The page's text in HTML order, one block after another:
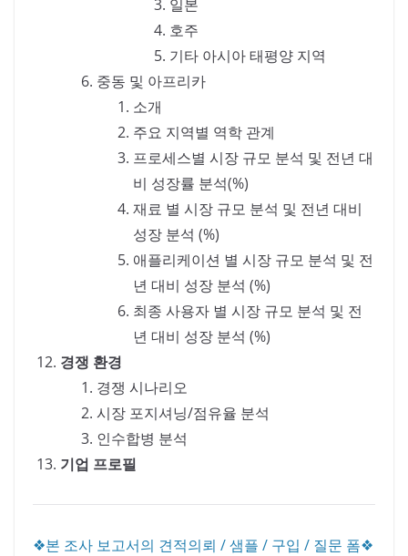
일본
호주
기타 아시아 태평양 지역
중동 및 아프리카
소개
주요 지역별 역학 관계
프로세스별 시장 규모 분석 및 전년 대
비 성장률 분석(%)
재료 별 시장 규모 분석 및 전년 대비
성장 분석 (%)
애플리케이션 별 시장 규모 분석 및 전
년 대비 성장 분석 (%)
최종 사용자 별 시장 규모 분석 및 전
년 대비 성장 분석 (%)
경쟁 환경
경쟁 시나리오
시장 포지셔닝/점유율 분석
인수합병 분석
기업 프로필
❖본 조사 보고서의 견적의뢰 / 샘플 / 구입 / 질문 폼❖